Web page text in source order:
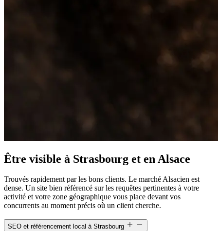
Être visible à Strasbourg et en Alsace
Trouvés rapidement par les bons clients. Le marché Alsacien est
dense. Un site bien référencé sur les requêtes pertinentes à votre
activité et votre zone géographique vous place devant vos
concurrents au moment précis où un client cherche.
SEO et référencement local à Strasbourg